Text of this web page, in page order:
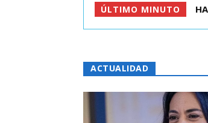
ÚLTIMO MINUTO
ACTUALIDAD